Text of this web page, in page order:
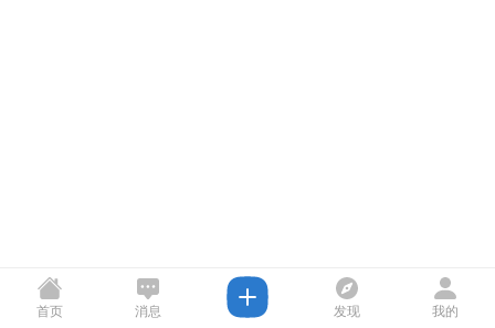
首页 消息 发现 我的